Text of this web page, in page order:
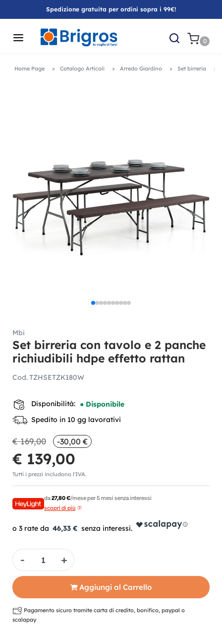
Spedizione gratuita per ordini sopra i 99€!
0
Home Page Catalogo Articoli Arredo Giardino Set birreria
Mbi
Set birreria con tavolo e 2 panche
richiudibili hdpe effetto rattan
Cod.TZHSETZK180W
Disponibilità: ● Disponibile
Spedito in 10 gg lavorativi
€ 169,00 -30,00 €
€ 139,00
Tutti i prezzi includono l'IVA.
da27,80 €/mese per 5 mesi senza interessi
scopri di più
46,33 €
Quantità
Aggiungi al Carrello
Pagamento sicuro tramite carta di credito, bonifico, paypal o
scalapay